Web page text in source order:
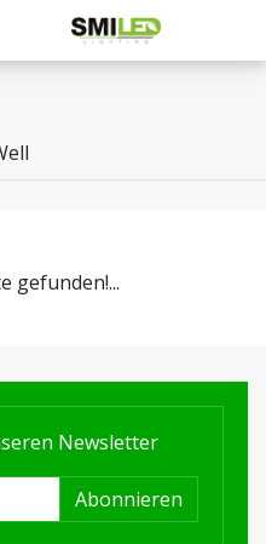
gefunden!...
Newsletter
Abonnieren